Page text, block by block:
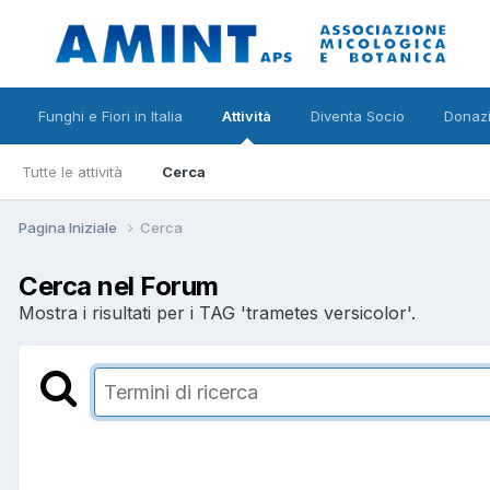
Funghi e Fiori in Italia Attività
Tutte le attività Cerca
Diventa Socio
Pagina Iniziale Cerca
Cerca nel Forum
Mostra i risultati per i TAG 'trametes versicolor'.